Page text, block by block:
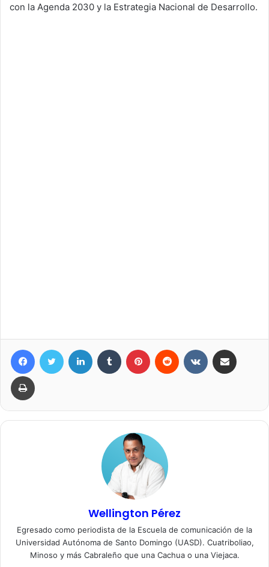
con la Agenda 2030 y la Estrategia Nacional de Desarrollo.
FacebookTwitter LinkedIn Tumblr Pinterest Reddit VKontakte
Imprimir
Wellington Pérez
Egresado como periodista de la Escuela de comunicación de la
Universidad Autónoma de Santo Domingo (UASD). Cuatriboliao,
Minoso y más Cabraleño que una Cachua o una Viejaca.